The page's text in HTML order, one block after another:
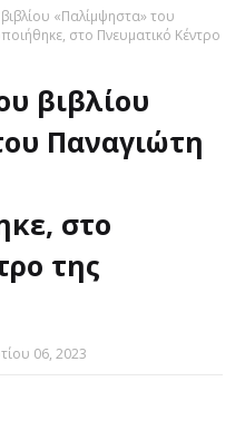
«Παλίμψηστα» του
στο Πνευματικό Κέντρο
βιβλίου
Παναγιώτη
στο
της
06, 2023